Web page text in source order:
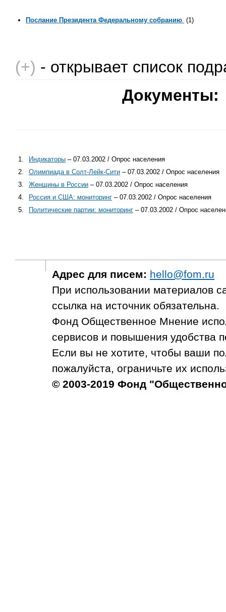
Послание Президента Федеральному собранию (1)
(+) - открывает список
Документы:
1. Индикаторы – 07.03.2002 / Опрос населения
2.
Олимпиада в Солт-Лейк-Сити – 07.03.2002 / Опрос населения
3.
Женщины в России – 07.03.2002 / Опрос населения
4.
Россия и США: мониторинг – 07.03.2002 / Опрос населения
5.
Политические партии: мониторинг – 07.03.2002 / Опрос
Адрес для писем: hello@fom.ru
При использовании материалов
ссылка на источник обязательна.
Фонд Общественное Мнение
сервисов и повышения удобства
Если вы не хотите, чтобы ваши
пожалуйста, ограничьте их
© 2003-2019 Фонд